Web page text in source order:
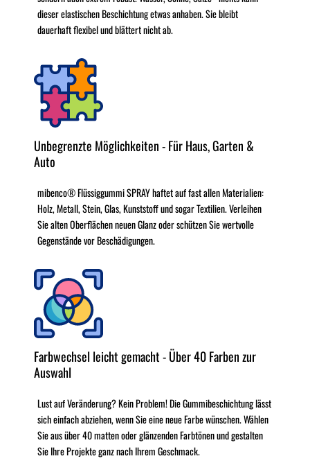
dieser elastischen Beschichtung etwas anhaben. Sie bleibt
dauerhaft flexibel und blättert nicht ab.
Unbegrenzte Möglichkeiten - Für Haus, Garten &
Auto
mibenco® Flüssiggummi SPRAY haftet auf fast allen Materialien:
Holz, Metall, Stein, Glas, Kunststoff und sogar Textilien. Verleihen
Sie alten Oberflächen neuen Glanz oder schützen Sie wertvolle
Gegenstände vor Beschädigungen.
Farbwechsel leicht gemacht - Über 40 Farben zur
Auswahl
Lust auf Veränderung? Kein Problem! Die Gummibeschichtung lässt
sich einfach abziehen, wenn Sie eine neue Farbe wünschen. Wählen
Sie aus über 40 matten oder glänzenden Farbtönen und gestalten
Sie Ihre Projekte ganz nach Ihrem Geschmack.